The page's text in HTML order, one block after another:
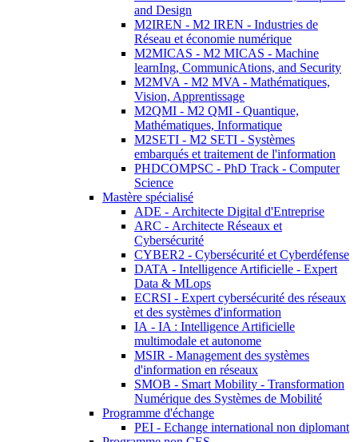
and Design
M2IREN - M2 IREN - Industries de
Réseau et économie numérique
M2MICAS - M2 MICAS - Machine
learnIng, CommunicAtions, and Security
M2MVA - M2 MVA - Mathématiques,
Vision, Apprentissage
M2QMI - M2 QMI - Quantique,
Mathématiques, Informatique
M2SETI - M2 SETI - Systèmes
embarqués et traitement de l'information
PHDCOMPSC - PhD Track - Computer
Science
Mastère spécialisé
ADE - Architecte Digital d'Entreprise
ARC - Architecte Réseaux et
Cybersécurité
CYBER2 - Cybersécurité et Cyberdéfense
DATA - Intelligence Artificielle - Expert
Data & MLops
ECRSI - Expert cybersécurité des réseaux
et des systèmes d'information
IA - IA : Intelligence Artificielle
multimodale et autonome
MSIR - Management des systèmes
d'information en réseaux
SMOB - Smart Mobility - Transformation
Numérique des Systèmes de Mobilité
Programme d'échange
PEI - Echange international non diplomant